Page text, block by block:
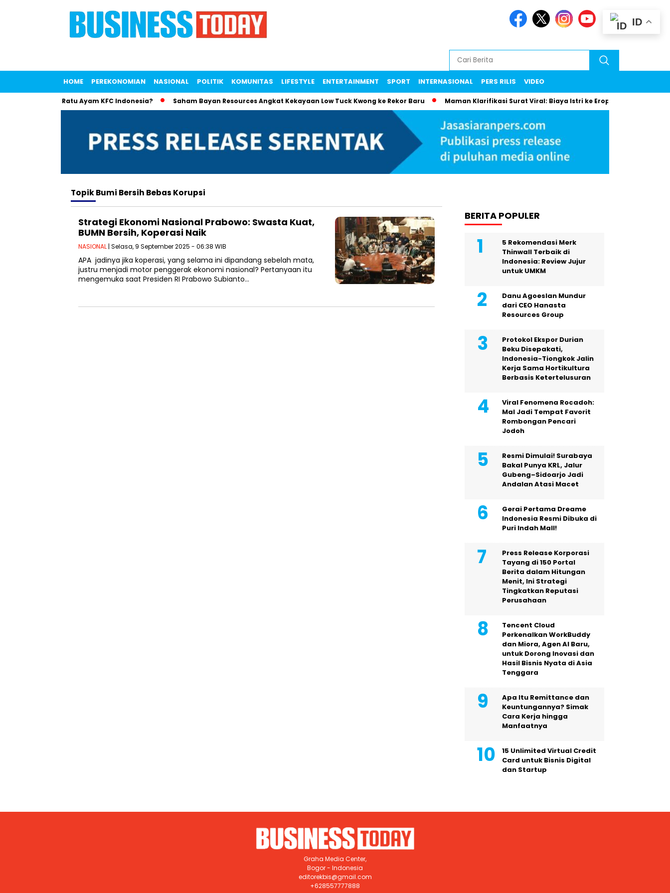
HOME PEREKONOMIAN NASIONAL POLITIK KOMUNITAS LIFESTYLE ENTERTAINMENT SPORT INTERNASIONAL PERS RILIS VIDEO
Saputri Jadi Ratu Ayam KFC Indonesia? Saham Bayan Resources Angkat Kekayaan Low Tuck Kwong ke Rekor Baru Maman Klarifikasi Surat Viral: Biaya Istri ke Eropa Uang Pribadi
TopikBumi Bersih Bebas Korupsi
Strategi Ekonomi Nasional Prabowo: Swasta Kuat,
BUMN Bersih, Koperasi Naik
NASIONAL | Selasa, 9 September 2025 - 06:38 WIB
APA jadinya jika koperasi, yang selama ini dipandang sebelah mata,
justru menjadi motor penggerak ekonomi nasional? Pertanyaan itu
mengemuka saat Presiden RI Prabowo Subianto…
BERITA POPULER
5 Rekomendasi Merk
Thinwall Terbaik di
Indonesia: Review Jujur
untuk UMKM
Danu Agoeslan Mundur
dari CEO Hanasta
Resources Group
Protokol Ekspor Durian
Beku Disepakati,
Indonesia-Tiongkok Jalin
Kerja Sama Hortikultura
Berbasis Ketertelusuran
Viral Fenomena Rocadoh:
Mal Jadi Tempat Favorit
Rombongan Pencari
Jodoh
Resmi Dimulai! Surabaya
Bakal Punya KRL, Jalur
Gubeng–Sidoarjo Jadi
Andalan Atasi Macet
Gerai Pertama Dreame
Indonesia Resmi Dibuka di
Puri Indah Mall!
Press Release Korporasi
Tayang di 150 Portal
Berita dalam Hitungan
Menit, Ini Strategi
Tingkatkan Reputasi
Perusahaan
Tencent Cloud
Perkenalkan WorkBuddy
dan Miora, Agen AI Baru,
untuk Dorong Inovasi dan
Hasil Bisnis Nyata di Asia
Tenggara
Apa Itu Remittance dan
Keuntungannya? Simak
Cara Kerja hingga
Manfaatnya
15 Unlimited Virtual Credit
Card untuk Bisnis Digital
dan Startup
ID
Graha Media Center,
Bogor - Indonesia
editorekbis@gmail.com
+628557777888